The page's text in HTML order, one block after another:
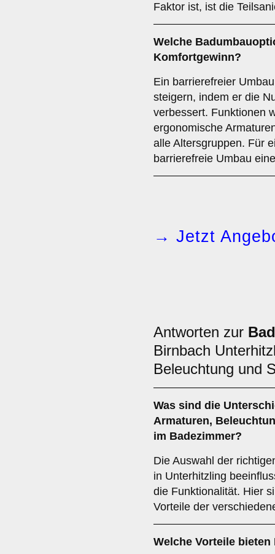
Faktor ist, ist die
Welche
Komfortgewinn?
Ein barrierefreier
steigern, indem er die
verbessert. Funktionen
ergonomische
alle Altersgruppen. Für
barrierefreie Umbau
→ Jetzt
Antworten zur
Birnbach
Beleuchtung und
Was sind die
Armaturen,
im Badezimmer?
Die Auswahl der
in Unterhitzling
die Funktionalität. Hier
Vorteile der
Welche Vorteile bieten